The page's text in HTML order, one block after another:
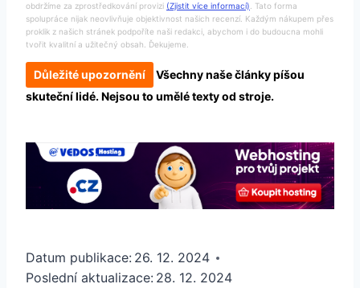
obdržíme za zprostředkování provizi (Zjistit více informací) . Tato forma
spolupráce nijak neovlivňuje objektivnost našich recenzí. Každým nákupem přes
proklik z našich stránek podpoříte naši redakci, abychom i do budoucna mohli
tvořit kvalitní a užitečný obsah. Ďekujeme.
Důležité upozornění
Všechny naše články píšou
skuteční lidé. Nejsou to umělé texty od stroje.
Datum publikace: 26. 12. 2024
Poslední aktualizace: 28. 12. 2024